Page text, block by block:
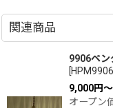
関連商品
9906ペ
[
9,000円～
オープン